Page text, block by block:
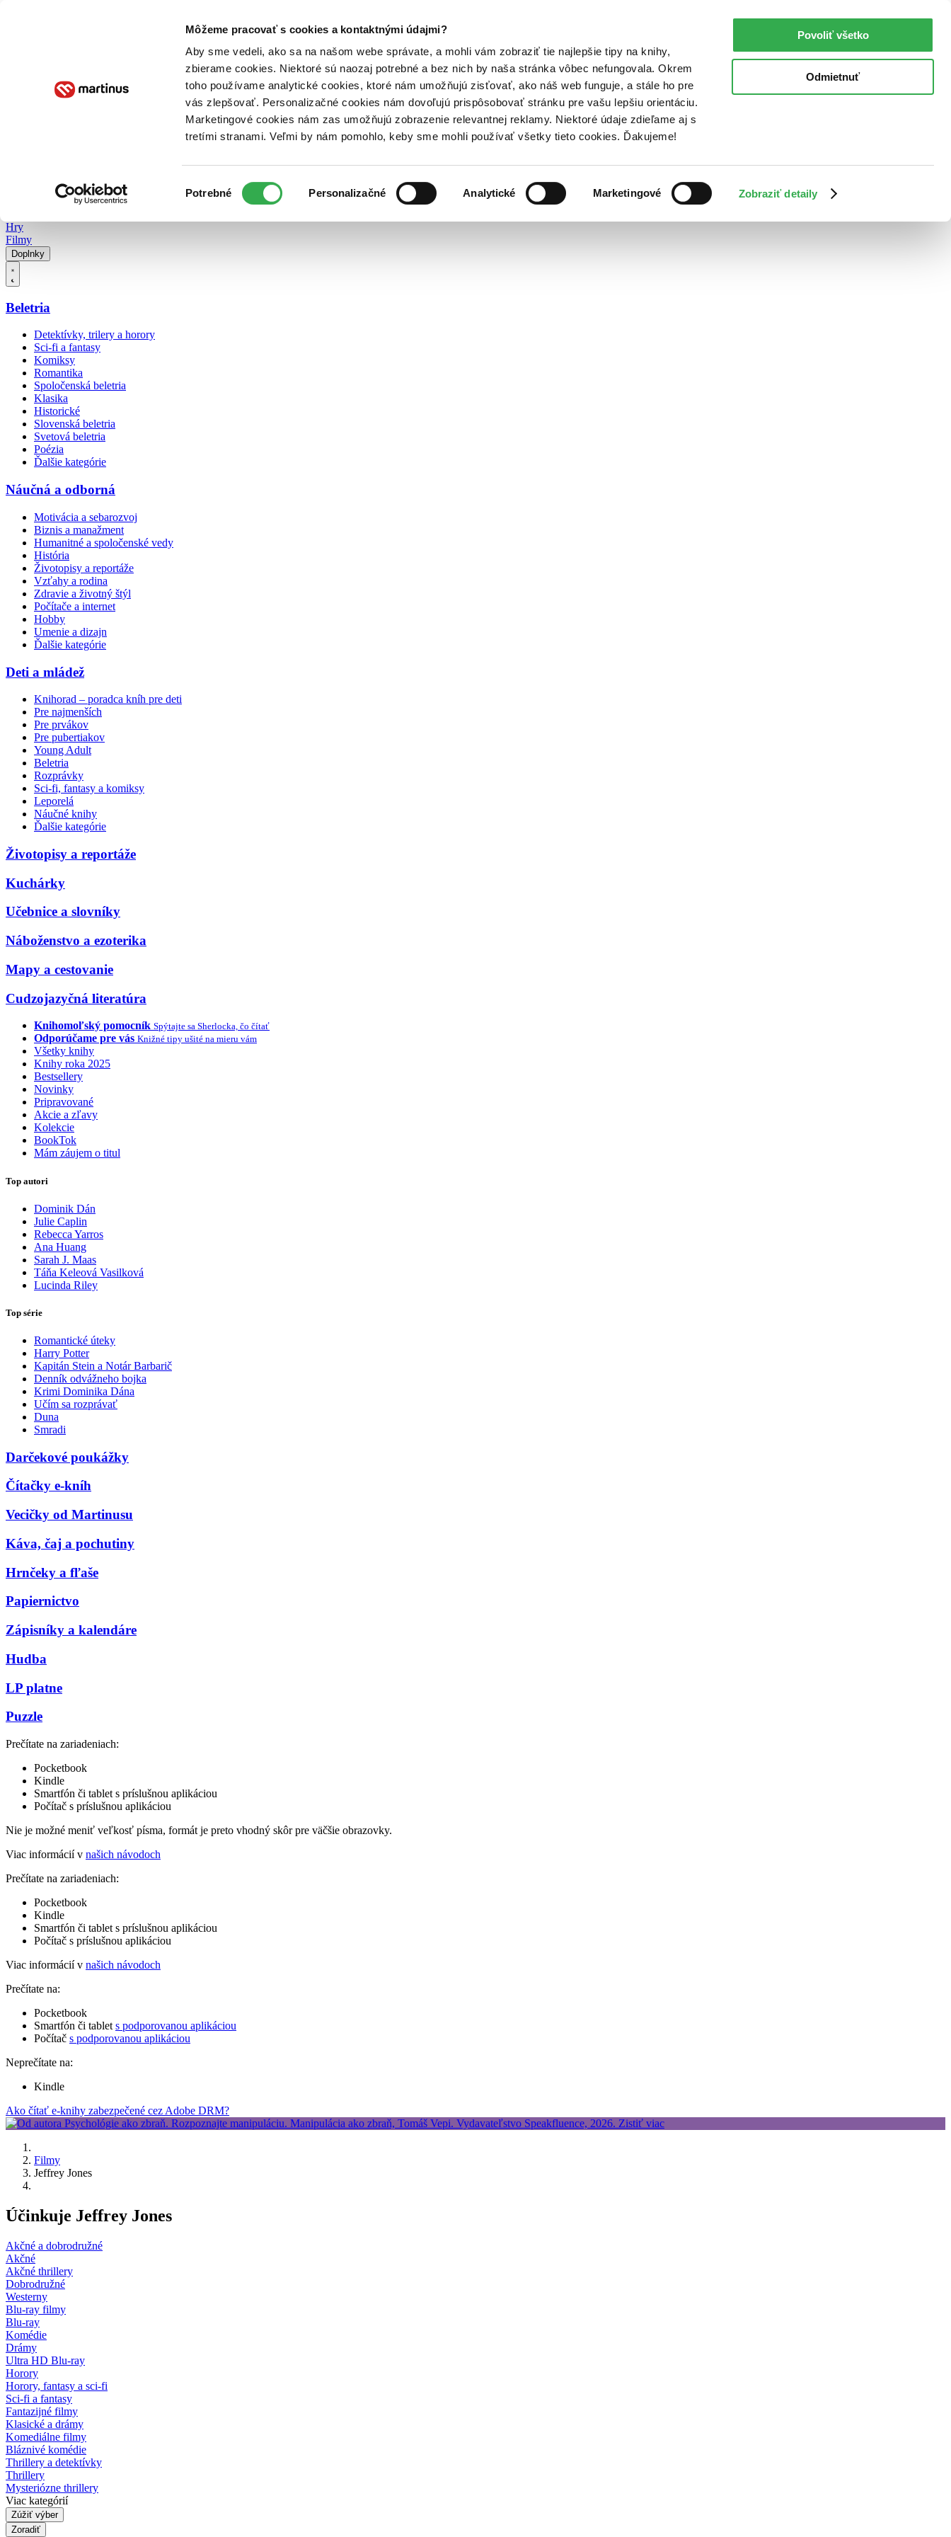
Môžeme pracovať s cookies a kontaktnými údajmi?
Aby sme vedeli, ako sa na našom webe správate, a mohli vám zobraziť tie najlepšie tipy na knihy,
zbierame cookies. Niektoré sú naozaj potrebné a bez nich by naša stránka vôbec nefungovala. Okrem
toho používame analytické cookies, ktoré nám umožňujú zisťovať, ako náš web funguje, a stále ho pre
vás zlepšovať. Personalizačné cookies nám dovoľujú prispôsobovať stránku pre vašu lepšiu orientáciu.
Marketingové cookies nám zas umožňujú zobrazenie relevantnej reklamy. Niektoré údaje zdieľame aj s
tretími stranami. Veľmi by nám pomohlo, keby sme mohli používať všetky tieto cookies. Ďakujeme!
súhlasu
Potrebné Personalizačné Analytické Marketingové Zobraziť detaily
Povoliť všetko
Odmietnuť
Poukážky Kontakt
Hry
Filmy
Doplnky
Beletria
Detektívky, trilery a horory
Sci-fi a fantasy
Komiksy
Romantika
Spoločenská beletria
Klasika
Historické
Slovenská beletria
Svetová beletria
Poézia
Ďalšie kategórie
Náučná a odborná
Motivácia a sebarozvoj
Biznis a manažment
Humanitné a spoločenské vedy
História
Životopisy a reportáže
Vzťahy a rodina
Zdravie a životný štýl
Počítače a internet
Hobby
Umenie a dizajn
Ďalšie kategórie
Deti a mládež
Knihorad – poradca kníh pre deti
Pre najmenších
Pre prvákov
Pre pubertiakov
Young Adult
Beletria
Rozprávky
Sci-fi, fantasy a komiksy
Leporelá
Náučné knihy
Ďalšie kategórie
Životopisy a reportáže
Kuchárky
Učebnice a slovníky
Náboženstvo a ezoterika
Mapy a cestovanie
Cudzojazyčná literatúra
Knihomoľský pomocník Spýtajte sa Sherlocka, čo čítať
Odporúčame pre vás Knižné tipy ušité na mieru vám
Všetky knihy
Knihy roka 2025
Bestsellery
Novinky
Pripravované
Akcie a zľavy
Kolekcie
BookTok
Mám záujem o titul
Top autori
Dominik Dán
Julie Caplin
Rebecca Yarros
Ana Huang
Sarah J. Maas
Táňa Keleová Vasilková
Lucinda Riley
Top série
Romantické úteky
Harry Potter
Kapitán Stein a Notár Barbarič
Denník odvážneho bojka
Krimi Dominika Dána
Učím sa rozprávať
Duna
Smradi
Darčekové poukážky
Čítačky e-kníh
Vecičky od Martinusu
Káva, čaj a pochutiny
Hrnčeky a fľaše
Papiernictvo
Zápisníky a kalendáre
Hudba
LP platne
Puzzle
Prečítate na zariadeniach:
Pocketbook
Kindle
Smartfón či tablet s príslušnou aplikáciou
Počítač s príslušnou aplikáciou
Nie je možné meniť veľkosť písma, formát je preto vhodný skôr pre väčšie obrazovky.
Viac informácií v našich návodoch
Prečítate na zariadeniach:
Pocketbook
Kindle
Smartfón či tablet s príslušnou aplikáciou
Počítač s príslušnou aplikáciou
Viac informácií v našich návodoch
Prečítate na:
Pocketbook
Smartfón či tablet s podporovanou aplikáciou
Počítač s podporovanou aplikáciou
Neprečítate na:
Kindle
Ako čítať e-knihy zabezpečené cez Adobe DRM?
Filmy
Jeffrey Jones
Účinkuje Jeffrey Jones
Akčné a dobrodružné
Akčné
Akčné thrillery
Dobrodružné
Westerny
Blu-ray filmy
Blu-ray
Komédie
Drámy
Ultra HD Blu-ray
Horory
Horory, fantasy a sci-fi
Sci-fi a fantasy
Fantazijné filmy
Klasické a drámy
Komediálne filmy
Bláznivé komédie
Thrillery a detektívky
Thrillery
Mysteriózne thrillery
Viac kategórií
Zúžiť výber
Zoradiť